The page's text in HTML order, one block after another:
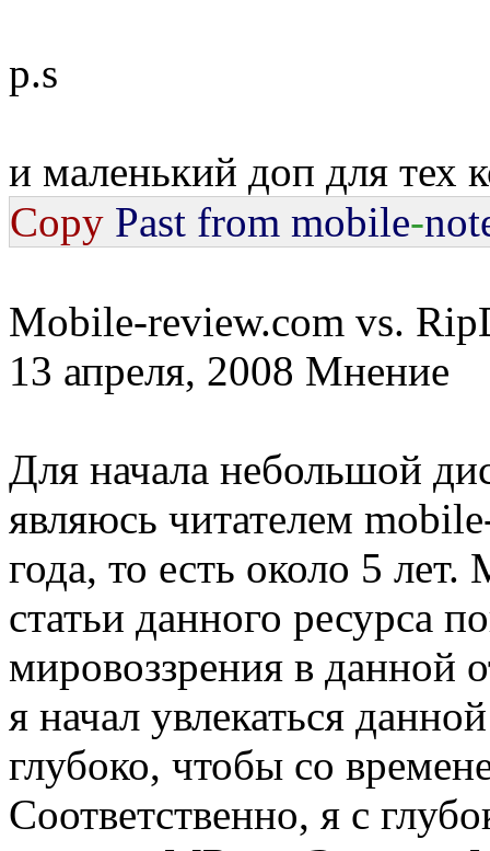
p.s
и маленький доп для тех
Copy Past from mobile-
Mobile-review.com vs.
13 апреля, 2008 Мнение
Для начала небольшой
являюсь читателем
года, то есть около 5
статьи данного ресурса
мировоззрения в данной
я начал увлекаться
глубоко, чтобы со
Соответственно, я с